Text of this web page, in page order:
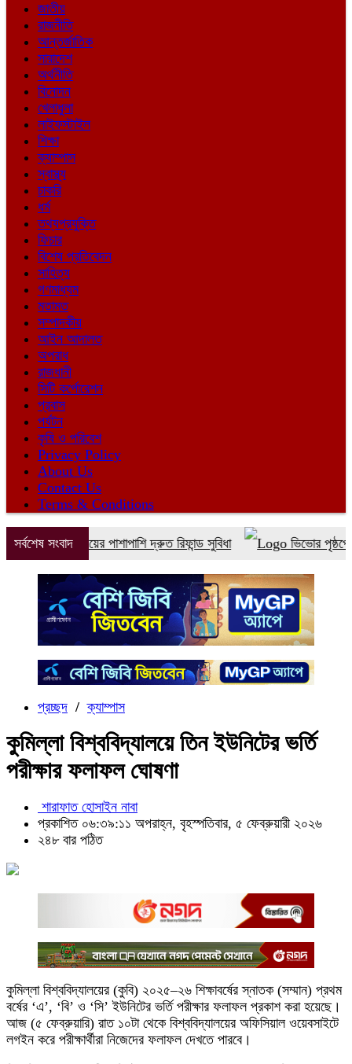
জাতীয়
রাজনীতি
আন্তর্জাতিক
সারাদেশ
অর্থনীতি
বিনোদন
খেলাধুলা
লাইফস্টাইল
শিক্ষা
ক্যাম্পাস
স্বাস্থ্য
চাকরি
ধর্ম
তথ্যপ্রযুক্তি
ফিচার
বিশেষ প্রতিবেদন
সাহিত্য
গণমাধ্যম
মতামত
সম্পাদকীয়
আইন আদালত
অপরাধ
রাজধানী
সিটি কর্পোরেশন
প্রবাস
পর্যটন
কৃষি ও পরিবেশ
Privacy Policy
About Us
Contact Us
Terms & Conditions
সর্বশেষ সংবাদ
বুকিংয়ের পাশাপাশি দ্রুত রিফান্ড সুবিধা ভিভোর পৃষ্ঠপোষকতায়
প্রচ্ছদ /ক্যাম্পাস
কুমিল্লা বিশ্ববিদ্যালয়ে তিন ইউনিটের ভর্তি
পরীক্ষার ফলাফল ঘোষণা
শারাফাত হোসাইন নাবা
প্রকাশিত ০৬:৩৯:১১ অপরাহ্ন, বৃহস্পতিবার, ৫ ফেব্রুয়ারী ২০২৬
২৪৮ বার পঠিত
কুমিল্লা বিশ্ববিদ্যালয়ের (কুবি) ২০২৫–২৬ শিক্ষাবর্ষের স্নাতক (সম্মান) প্রথম
বর্ষের ‘এ’, ‘বি’ ও ‘সি’ ইউনিটের ভর্তি পরীক্ষার ফলাফল প্রকাশ করা হয়েছে।
আজ (৫ ফেব্রুয়ারি) রাত ১০টা থেকে বিশ্ববিদ্যালয়ের অফিসিয়াল ওয়েবসাইটে
লগইন করে পরীক্ষার্থীরা নিজেদের ফলাফল দেখতে পারবে।